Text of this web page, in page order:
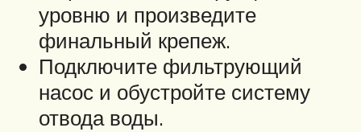
уровню и произведите
финальный крепеж.
Подключите фильтрующий
насос и обустройте систему
отвода воды.